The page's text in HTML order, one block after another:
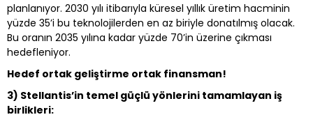
planlanıyor. 2030 yılı itibarıyla küresel yıllık üretim hacminin
yüzde 35’i bu teknolojilerden en az biriyle donatılmış olacak.
Bu oranın 2035 yılına kadar yüzde 70’in üzerine çıkması
hedefleniyor.
Hedef ortak geliştirme ortak finansman!
3) Stellantis’in temel güçlü yönlerini tamamlayan iş
birlikleri: